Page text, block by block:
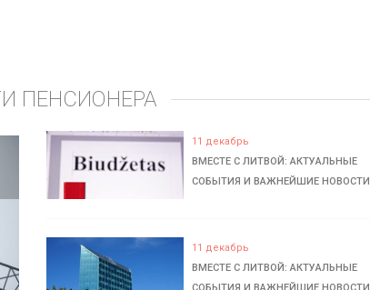
ПЕНСИОНЕРА
11 декабрь
ВМЕСТЕ С ЛИТВОЙ: АКТУАЛЬНЫЕ
СОБЫТИЯ И ВАЖНЕЙШИЕ НОВОСТИ
11 декабрь
ВМЕСТЕ С ЛИТВОЙ: АКТУАЛЬНЫЕ